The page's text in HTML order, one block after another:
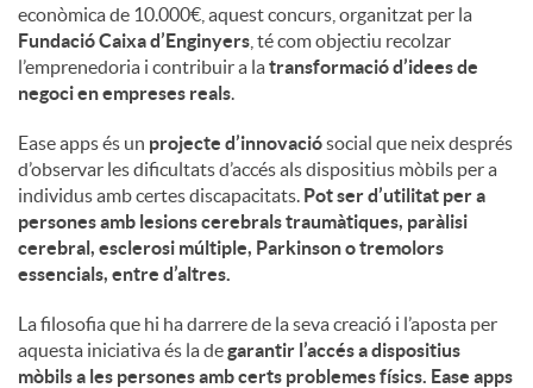
econòmica de 10.000€, aquest concurs, organitzat per la
Fundació Caixa d’Enginyers , té com objectiu recolzar
l’emprenedoria i contribuir a latransformació d’idees de
negoci en empreses reals.
Ease apps és un projecte d’innovaciósocial que neix després
d’observar les dificultats d’accés als dispositius mòbils per a
individus amb certes discapacitats. Pot ser d’utilitat per a
persones amb lesions cerebrals traumàtiques, paràlisi
cerebral, esclerosi múltiple, Parkinson o tremolors
essencials, entre d’altres.
La filosofia que hi ha darrere de la seva creació i l’aposta per
aquesta iniciativa és la degarantir l’accés a dispositius
mòbils a les persones amb certs problemes físics. Ease apps